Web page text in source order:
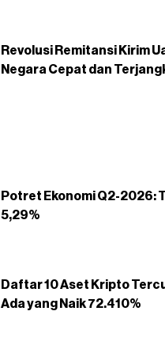
Revolusi Remitansi Kirim
Negara Cepat dan
Potret Ekonomi Q2-2026:
5,29%
Daftar 10 Aset Kripto
Ada yang Naik 72.410%